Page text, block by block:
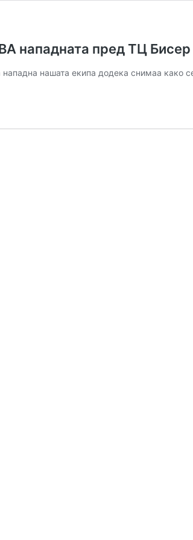
нападната пред ТЦ Бисер
нашата екипа додека снимаа како